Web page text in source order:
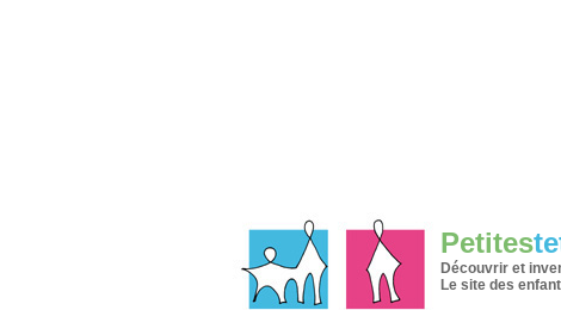
Petites
Découvrir et
Le site des